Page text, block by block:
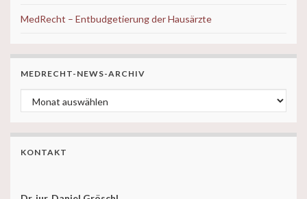
MedRecht – Entbudgetierung der Hausärzte
MEDRECHT-NEWS-ARCHIV
MedRecht-News-ARCHIV
KONTAKT